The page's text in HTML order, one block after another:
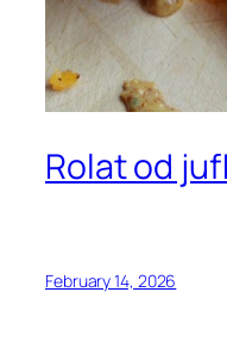
Rolat od
February 14, 2026